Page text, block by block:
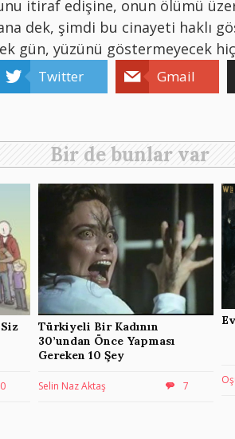
itiraf edişine, onun ölümü
dek, şimdi bu cinayeti haklı
gün, yüzünü göstermeyecek
Twitter Gmail
Bir de bunlar var
0
Türkiyeli Bir Kadının
30’undan Önce Yapması
Gereken 10 Şey
Selin Naz Aktaş 7